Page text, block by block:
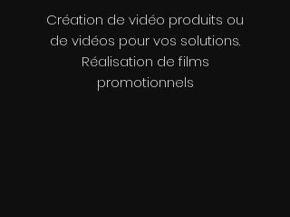
Création de vidéo produits ou
de vidéos pour vos solutions.
Réalisation de films
promotionnels